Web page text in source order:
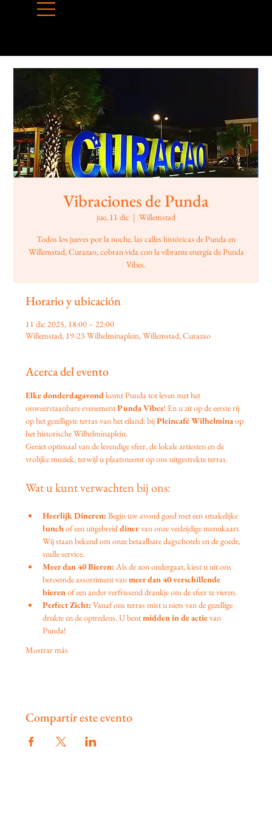
Vibraciones de Punda
jue, 11 dic
  |
Willemstad
Todos los jueves por la noche, las calles históricas de Punda en
Willemstad, Curazao, cobran vida con la vibrante energía de Punda
Vibes.
Horario y ubicación
11 dic 2025, 18:00 – 22:00
Willemstad, 19-23 Wilhelminaplein, Willemstad, Curazao
Acerca del evento
Elke donderdagavond komt Punda tot leven met het
onweerstaanbare evenement Punda Vibes! En u zit op de eerste rij
op het gezelligste terras van het eiland: bij Pleincafé Wilhelmina op
het historische Wilhelminaplein.
Geniet optimaal van de levendige sfeer, de lokale artiesten en de
vrolijke muziek, terwijl u plaatsneemt op ons uitgestrekte terras.
Wat u kunt verwachten bij ons:
Heerlijk Dineren: Begin uw avond goed met een smakelijke
lunch of een uitgebreid diner van onze veelzijdige menukaart.
Wij staan bekend om onze betaalbare dagschotels en de goede,
snelle service.
Meer dan 40 Bieren: Als de zon ondergaat, kiest u uit ons
beroemde assortiment van meer dan 40 verschillende
bieren of een ander verfrissend drankje om de sfeer te vieren.
Perfect Zicht: Vanaf ons terras mist u niets van de gezellige
drukte en de optredens. U bent midden in de actie van
Punda!
Mostrar más
Compartir este evento